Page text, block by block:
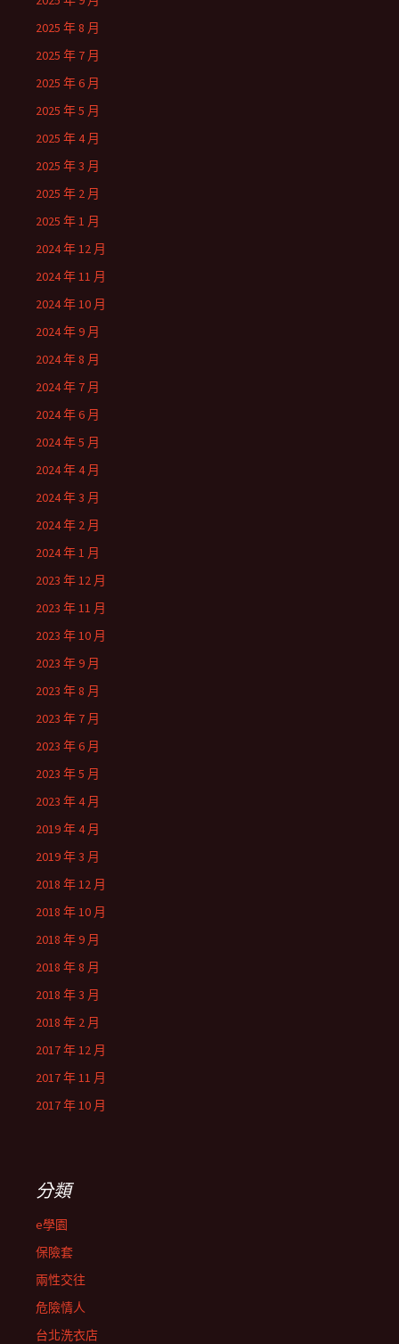
2025 年 8 月
2025 年 7 月
2025 年 6 月
2025 年 5 月
2025 年 4 月
2025 年 3 月
2025 年 2 月
2025 年 1 月
2024 年 12 月
2024 年 11 月
2024 年 10 月
2024 年 9 月
2024 年 8 月
2024 年 7 月
2024 年 6 月
2024 年 5 月
2024 年 4 月
2024 年 3 月
2024 年 2 月
2024 年 1 月
2023 年 12 月
2023 年 11 月
2023 年 10 月
2023 年 9 月
2023 年 8 月
2023 年 7 月
2023 年 6 月
2023 年 5 月
2023 年 4 月
2019 年 4 月
2019 年 3 月
2018 年 12 月
2018 年 10 月
2018 年 9 月
2018 年 8 月
2018 年 3 月
2018 年 2 月
2017 年 12 月
2017 年 11 月
2017 年 10 月
分類
e學園
保險套
兩性交往
危險情人
台北洗衣店